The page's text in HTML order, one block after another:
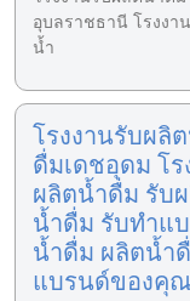
อุบลราชธานี โรงงา
น้ำ
โรงงานรับผลิ
ดื่มเดชอุดม โร
ผลิตน้ำดื่ม รับ
น้ำดื่ม รับทำแ
น้ำดื่ม ผลิตน้ำ
แบรนด์ของคุณ